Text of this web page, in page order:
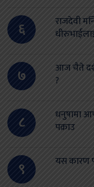
६
राजदेवी
७
आज चैते दशैं
?
८
धनुषामा
पक्राउ
९ यस कारण